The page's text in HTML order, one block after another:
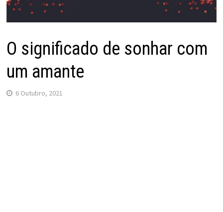
O significado de sonhar com
um amante
6 Outubro, 2021